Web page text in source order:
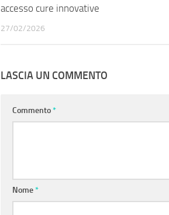
accesso cure innovative
27/02/2026
LASCIA UN COMMENTO
Commento*
Nome*